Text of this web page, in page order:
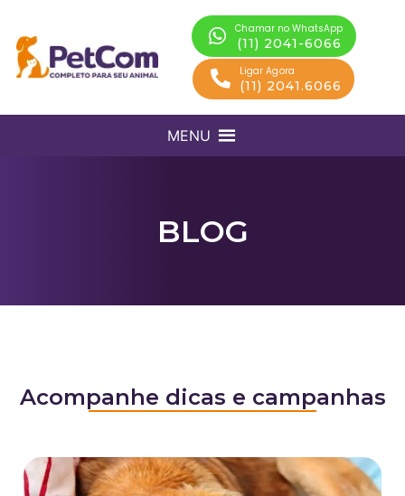
Chamar no WhatsApp
(11) 2041-6066
Ligar Agora
(11) 2041.6066
MENU
BLOG
Acompanhe dicas e campanhas